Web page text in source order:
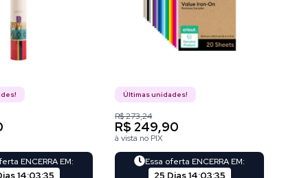
ENCERRA EM:
14:03:34
Últimas unidades!
R$ 273,24
R$ 249,90
à vista no PIX
Essa oferta ENCERRA EM:
25 Dias 14:03:34